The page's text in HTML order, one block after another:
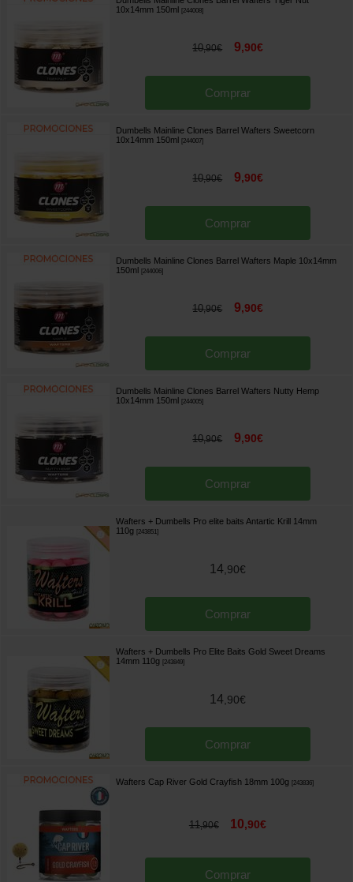
10x14mm 150ml [244008]
10,90€ 9,90€
Comprar
Dumbells Mainline Clones Barrel Wafters Sweetcorn
10x14mm 150ml [244007]
10,90€ 9,90€
Comprar
Dumbells Mainline Clones Barrel Wafters Maple 10x14mm
150ml [244006]
10,90€ 9,90€
Comprar
Dumbells Mainline Clones Barrel Wafters Nutty Hemp
10x14mm 150ml [244005]
10,90€ 9,90€
Comprar
Wafters + Dumbells Pro elite baits Antartic Krill 14mm
110g [243851]
14 90€
Comprar
Wafters + Dumbells Pro Elite Baits Gold Sweet Dreams
14mm 110g [243849]
14 90€
Comprar
Wafters Cap River Gold Crayfish 18mm 100g [243836]
11,90€ 10,90€
Comprar